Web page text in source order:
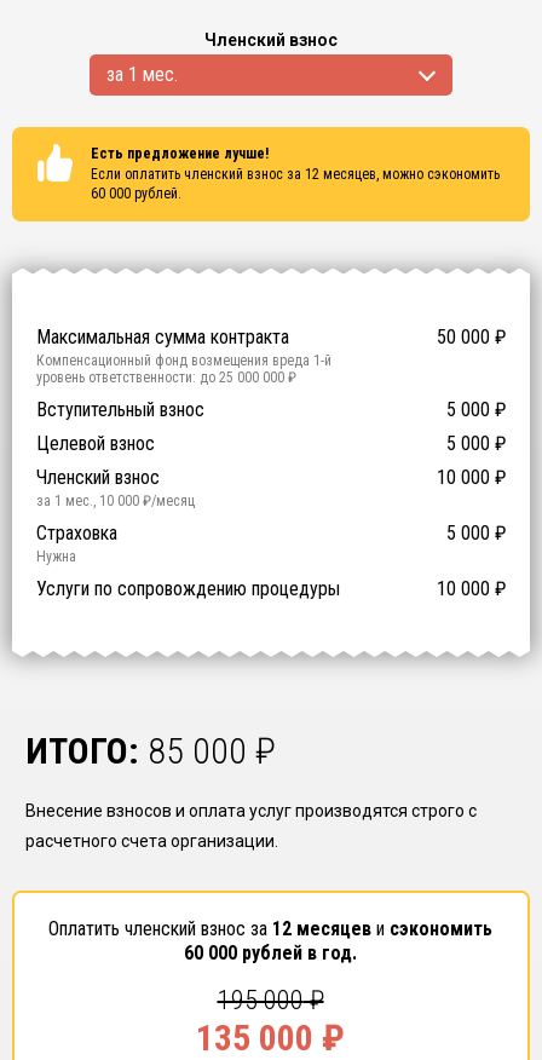
Членский взнос
за 1 мес.
Есть предложение лучше!
Если оплатить членский взнос за 12 месяцев, можно сэкономить
60 000 рублей.
Сертификаты
Максимальная сумма контракта
50 000 ₽
Компенсационный фонд возмещения вреда 1 -й
уровень ответственности: до 25 000 000 ₽
Участие в гос. тендерах и аукционах 0 ₽
Компенсационный фонд договорных обязательств
й уровень ответственности:
Вступительный взнос 5 000 ₽
Целевой взнос
5 000 ₽
Членский взнос
10 000 ₽
за 1 мес., 10 000 ₽/месяц
Предоставление специалистов НРС 0 ₽
0₽ за человека
Сертификат ISO 9001 14 500 ₽
ISO 9001
Сертификат ISO 14001 14 500 ₽
ISO 14001
Сертификат OHSAS 18001 14 500 ₽
OHSAS 18001
Страховка 5 000 ₽
Нужна
Услуги по сопровождению процедуры 10 000 ₽
ИТОГО: 85 000 ₽
Внесение взносов и оплата услуг производятся строго с
расчетного счета организации.
Оплатить членский взнос за 12 месяцев и сэкономить
60 000 рублей в год.
195 000₽
135 000 ₽